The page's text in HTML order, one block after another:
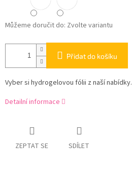
Můžeme doručit do: Zvolte variantu
Přidat do košíku
Vyber si hydrogelovou fólii z naší nabídky.
Detailní informace
ZEPTAT SE SDÍLET